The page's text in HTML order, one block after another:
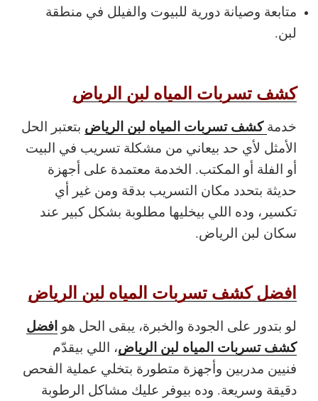
متابعة وصيانة دورية للبيوت والفيلل في منطقة
لبن.
كشف تسربات المياه لبن الرياض
خدمة كشف تسربات المياه لبن الرياض بتعتبر الحل
الأمثل لأي حد بيعاني من مشكلة تسريب في البيت
أو الفلة أو المكتب. الخدمة معتمدة على أجهزة
حديثة بتحدد مكان التسريب بدقة ومن غير أي
تكسير، وده اللي بيخليها مطلوبة بشكل كبير عند
سكان لبن الرياض.
افضل كشف تسربات المياه لبن الرياض
لو بتدور على الجودة والخبرة، يبقى الحل هو افضل
كشف تسربات المياه لبن الرياض، اللي بيقدّم
فنيين مدربين وأجهزة متطورة بتخلي عملية الفحص
دقيقة وسريعة. وده بيوفر عليك مشاكل الرطوبة